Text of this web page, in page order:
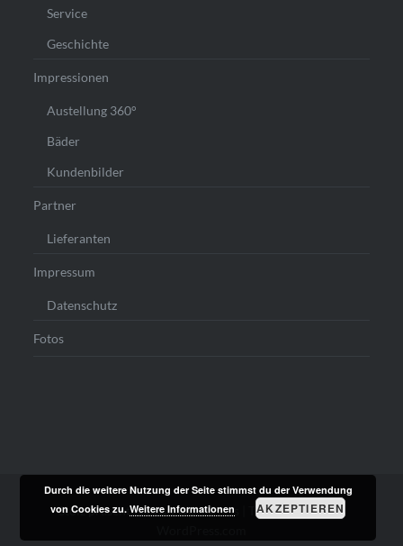
Service
Geschichte
Impressionen
Austellung 360°
Bäder
Kundenbilder
Partner
Lieferanten
Impressum
Datenschutz
Fotos
Stolz präsentiert von WordPress
Theme: Dyad von
Durch die weitere Nutzung der Seite stimmst du der Verwendung
von Cookies zu.Weitere Informationen AKZEPTIEREN